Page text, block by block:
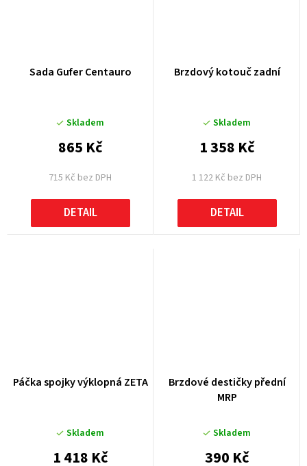
Sada Gufer Centauro
Skladem
715 Kč bez DPH
865 Kč
DETAIL
Brzdový kotouč zadní
Skladem
1 122 Kč bez DPH
1 358 Kč
DETAIL
Páčka spojky výklopná ZETA
Skladem
1 418 Kč
Brzdové destičky přední
MRP
Skladem
390 Kč